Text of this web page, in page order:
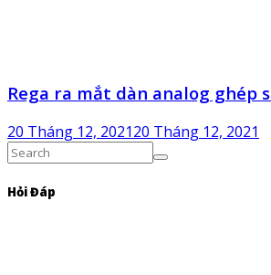
Rega ra mắt dàn analog ghép
20 Tháng 12, 202120 Tháng 12, 2021
Hỏi Đáp